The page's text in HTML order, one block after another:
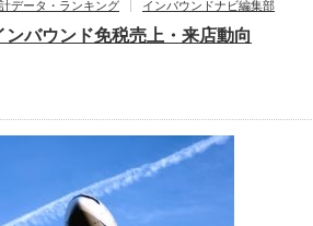
データ・ランキング インバウンドナビ編集部
バウンド免税売上・来店動向